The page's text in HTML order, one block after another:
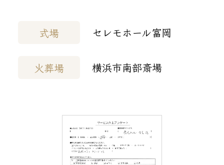
式場 セレモホール富岡
火葬場 横浜市南部斎場